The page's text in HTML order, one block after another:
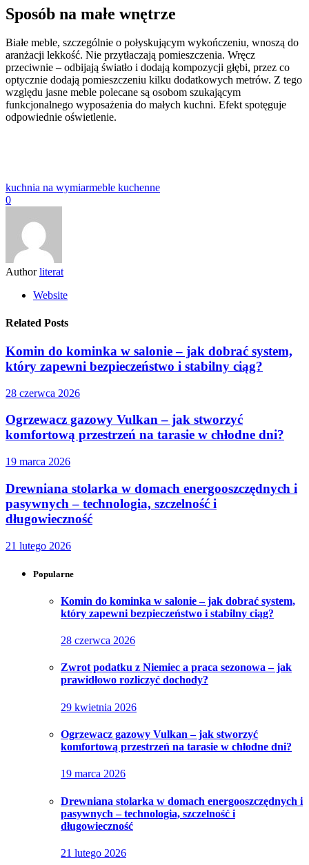
Sposób na małe wnętrze
Białe meble, szczególnie o połyskującym wykończeniu, wnoszą do
aranżacji lekkość. Nie przytłaczają pomieszczenia. Wręcz
przeciwnie – odbijają światło i dodają kompozycji głębi, przez co
optycznie dodają pomieszczeniu kilku dodatkowych metrów. Z tego
względu jasne meble polecane są osobom szukającym
funkcjonalnego wyposażenia do małych kuchni. Efekt spotęguje
odpowiednie oświetlenie.
kuchnia na wymiarmeble kuchenne
0
Author literat
Website
Related Posts
Komin do kominka w salonie – jak dobrać system,
który zapewni bezpieczeństwo i stabilny ciąg?
28 czerwca 2026
Ogrzewacz gazowy Vulkan – jak stworzyć
komfortową przestrzeń na tarasie w chłodne dni?
19 marca 2026
Drewniana stolarka w domach energooszczędnych i
pasywnych – technologia, szczelność i
długowieczność
21 lutego 2026
Popularne
Komin do kominka w salonie – jak dobrać system,
który zapewni bezpieczeństwo i stabilny ciąg?
28 czerwca 2026
Zwrot podatku z Niemiec a praca sezonowa – jak
prawidłowo rozliczyć dochody?
29 kwietnia 2026
Ogrzewacz gazowy Vulkan – jak stworzyć
komfortową przestrzeń na tarasie w chłodne dni?
19 marca 2026
Drewniana stolarka w domach energooszczędnych i
pasywnych – technologia, szczelność i
długowieczność
21 lutego 2026